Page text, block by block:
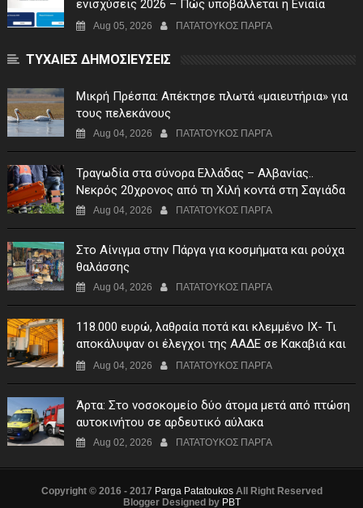
ενισχύσεις 2026 – Πώς υποβάλλεται η Ενιαία
Αίτηση Ενίσχυσης
Aug 05, 2026 ΠΑΤΑΤΟΥΚΟΣ ΠΑΡΓΑ
ΤΥΧΑΙΕΣ ΔΗΜΟΣΙΕΥΣΕΙΣ
Μικρή Πρέσπα: Απέκτησε πλωτά «μαιευτήρια» για
τους πελεκάνους
Aug 04, 2026 ΠΑΤΑΤΟΥΚΟΣ ΠΑΡΓΑ
Τραγωδία στα σύνορα Ελλάδας – Αλβανίας..
Νεκρός 20χρονος από τη Χιλή κοντά στη Σαγιάδα
Aug 04, 2026 ΠΑΤΑΤΟΥΚΟΣ ΠΑΡΓΑ
Στο Αίνιγμα στην Πάργα για κοσμήματα και ρούχα
θαλάσσης
Aug 04, 2026 ΠΑΤΑΤΟΥΚΟΣ ΠΑΡΓΑ
118.000 ευρώ, λαθραία ποτά και κλεμμένο ΙΧ- Τι
αποκάλυψαν οι έλεγχοι της ΑΑΔΕ σε Κακαβιά και
Μαυρομάτι
Aug 04, 2026 ΠΑΤΑΤΟΥΚΟΣ ΠΑΡΓΑ
Άρτα: Στο νοσοκομείο δύο άτομα μετά από πτώση
αυτοκινήτου σε αρδευτικό αύλακα
Aug 02, 2026 ΠΑΤΑΤΟΥΚΟΣ ΠΑΡΓΑ
Copyright © 2016 - 2017 Parga PatatoukosAll Right Reserved
Blogger Designed by PBT